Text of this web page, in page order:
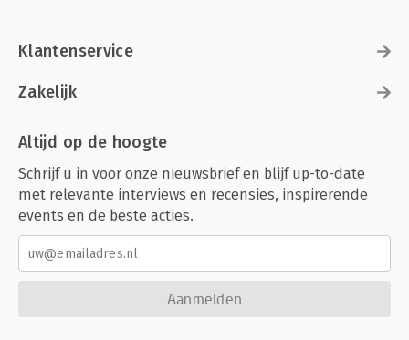
Klantenservice
Zakelijk
Altijd op de hoogte
Schrijf u in voor onze nieuwsbrief en blijf up-to-date
met relevante interviews en recensies, inspirerende
events en de beste acties.
Aanmelden